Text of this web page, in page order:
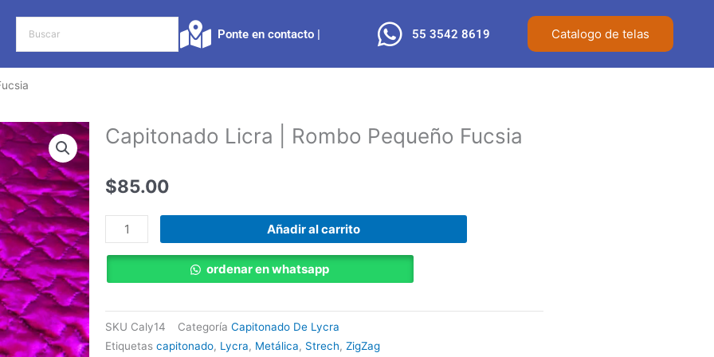
Ponte en contacto |​ 55 3542 8619 Catalogo de telas
Capitonado Licra | Rombo Pequeño Fucsia
$85.00
Capitonado
Licra
|
Rombo
Fucsia
cantidad
Añadir al carrito
ordenar en whatsapp
SKU Caly14 Categoría Capitonado De Lycra
Etiquetas capitonado, Lycra, Metálica, Strech, ZigZag